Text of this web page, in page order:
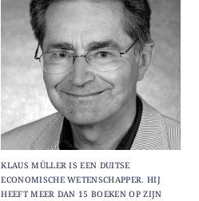
KLAUS MÜLLER IS EEN DUITSE
ECONOMISCHE WETENSCHAPPER. HIJ
HEEFT MEER DAN 15 BOEKEN OP ZIJN